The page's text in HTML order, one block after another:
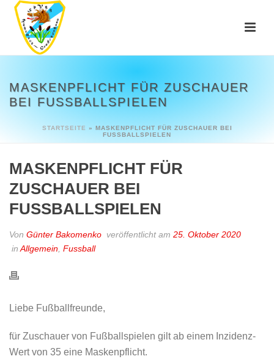
MASKENPFLICHT FÜR ZUSCHAUER
BEI FUSSBALLSPIELEN
STARTSEITE » MASKENPFLICHT FÜR ZUSCHAUER BEI
FUSSBALLSPIELEN
MASKENPFLICHT FÜR
ZUSCHAUER BEI
FUSSBALLSPIELEN
Von Günter Bakomenko veröffentlicht am 25. Oktober 2020
in Allgemein Fussball
Liebe Fußballfreunde,
für Zuschauer von Fußballspielen gilt ab einem Inzidenz-
Wert von 35 eine Maskenpflicht.